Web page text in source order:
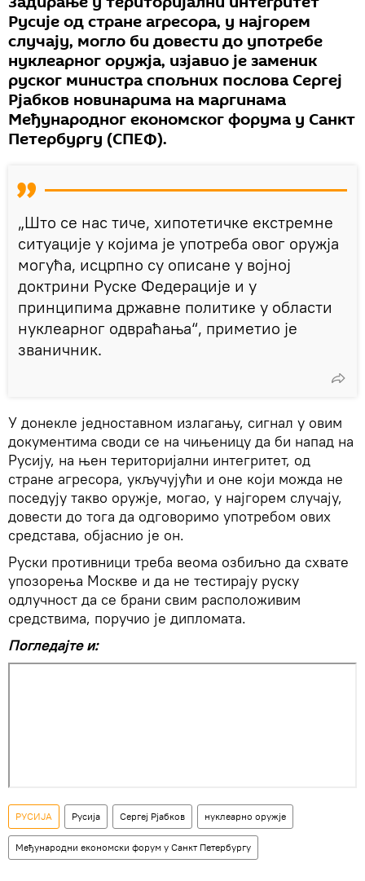
Русије од стране агресора, у најгорем
случају, могло би довести до употребе
нуклеарног оружја, изјавио је заменик
руског министра спољних послова Сергеј
Рјабков новинарима на маргинама
Међународног економског форума у ​​Санкт
Петербургу (СПЕФ).
„Што се нас тиче, хипотетичке екстремне
ситуације у којима је употреба овог оружја
могућа, исцрпно су описане у војној
доктрини Руске Федерације и у
принципима државне политике у области
нуклеарног одвраћања“, приметио је
званичник.
У донекле једноставном излагању, сигнал у овим
документима своди се на чињеницу да би напад на
Русију, на њен територијални интегритет, од
стране агресора, укључујући и оне који можда не
поседују такво оружје, могао, у најгорем случају,
довести до тога да одговоримо употребом ових
средстава, објаснио је он.
Руски противници треба веома озбиљно да схвате
упозорења Москве и да не тестирају руску
одлучност да се брани свим расположивим
средствима, поручио је дипломата.
Погледајте и:
РУСИЈА Русија Сергеј Рјабков нуклеарно оружје
Међународни економски форум у Санкт Петербургу